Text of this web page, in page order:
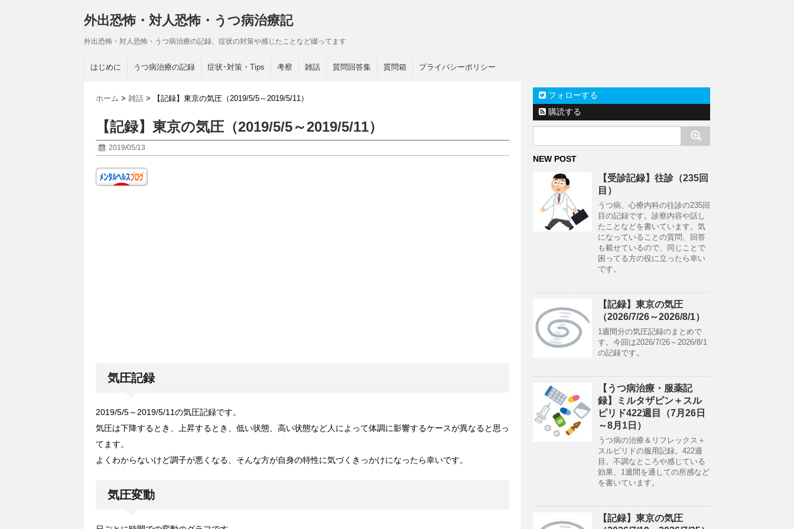
外出恐怖・対人恐怖・うつ病治療記
外出恐怖・対人恐怖・うつ病治療の記録、症状の対策や感じたことなど綴ってます
はじめに うつ病治療の記録 症状･対策・Tips 考察 雑話 質問回答集 質問箱 プライバシーポリシー
ホーム > 雑話 > 【記録】東京の気圧（2019/5/5～2019/5/11）
【記録】東京の気圧（2019/5/5～2019/5/11）
2019/05/13
気圧記録
2019/5/5～2019/5/11の気圧記録です。
気圧は下降するとき、上昇するとき、低い状態、高い状態など人によって体調に影響するケースが異なると思っ
てます。
よくわからないけど調子が悪くなる、そんな方が自身の特性に気づくきっかけになったら幸いです。
気圧変動
フォローする
購読する
NEW POST
【受診記録】往診（235回
目）
うつ病、心療内科の往診の235回
目の記録です。診察内容や話し
たことなどを書いています。気
になっていることの質問、回答
も載せているので、同じことで
困ってる方の役に立ったら幸い
です。
【記録】東京の気圧
（2026/7/26～2026/8/1）
1週間分の気圧記録のまとめで
す。今回は2026/7/26～2026/8/1
の記録です。
【うつ病治療・服薬記
録】ミルタザピン＋スル
ピリド422週目（7月26日
～8月1日）
うつ病の治療＆リフレックス＋
スルピリドの服用記録。422週
目。不調なところや感じている
効果、1週間を通しての所感など
を書いています。
【記録】東京の気圧